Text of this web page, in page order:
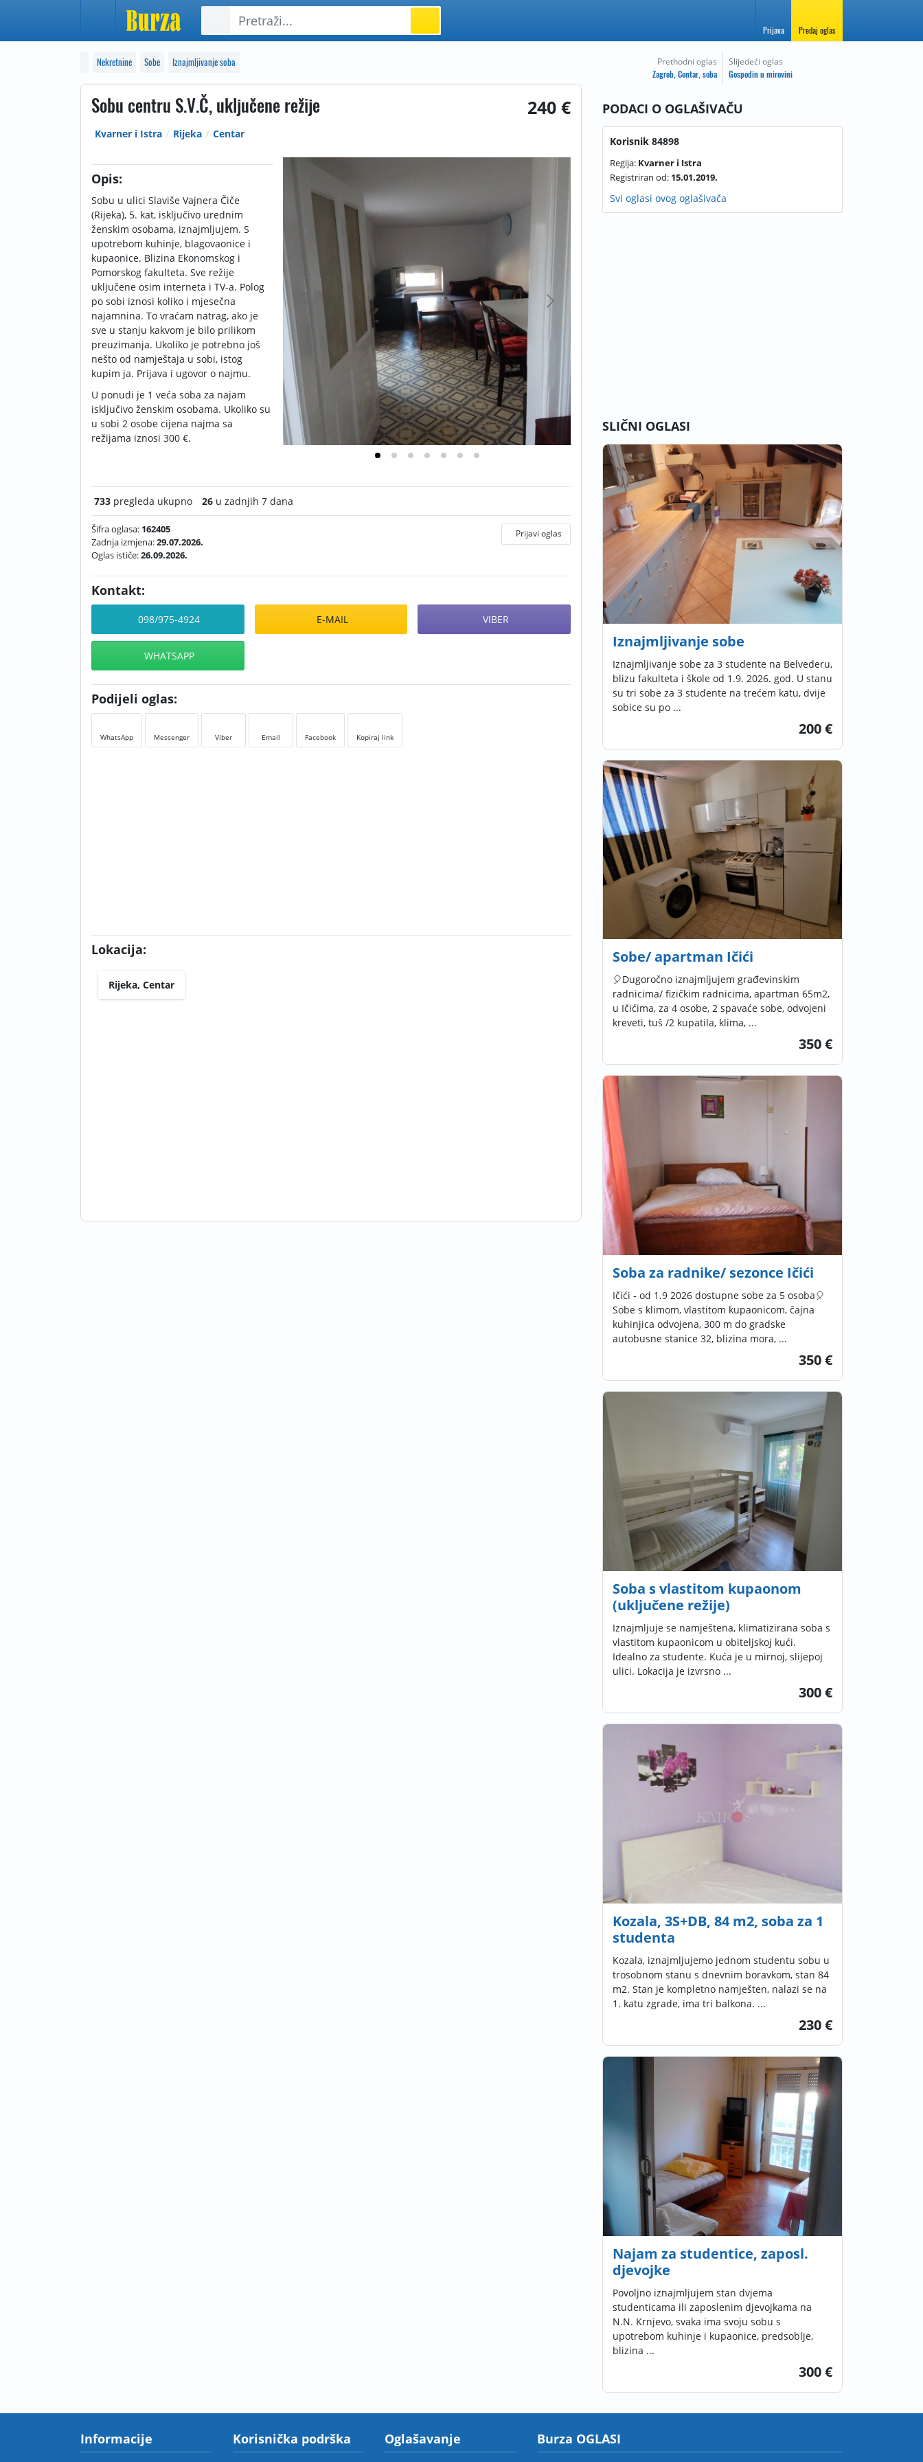
Prijava Predaj oglas
Nekretnine Sobe Iznajmljivanje soba
Sobu centru S.V.Č, uključene režije 240 €
Kvarner i Istra Rijeka Centar
Opis:
Sobu u ulici Slaviše Vajnera Čiče
(Rijeka), 5. kat, isključivo urednim
ženskim osobama, iznajmljujem. S
upotrebom kuhinje, blagovaonice i
kupaonice. Blizina Ekonomskog i
Pomorskog fakulteta. Sve režije
uključene osim interneta i TV-a. Polog
po sobi iznosi koliko i mjesečna
najamnina. To vraćam natrag, ako je
sve u stanju kakvom je bilo prilikom
preuzimanja. Ukoliko je potrebno još
nešto od namještaja u sobi, istog
kupim ja. Prijava i ugovor o najmu.
U ponudi je 1 veća soba za najam
isključivo ženskim osobama. Ukoliko su
u sobi 2 osobe cijena najma sa
režijama iznosi 300 €.
733 pregleda ukupno 26 u zadnjih 7 dana
Šifra oglasa: 162405
Zadnja izmjena:29.07.2026.
Oglas ističe:26.09.2026.
Prijavi oglas
Kontakt:
098/975-4924 E-MAIL VIBER
WHATSAPP
Podijeli oglas:
WhatsApp Messenger Viber Email Facebook Kopiraj link
Lokacija:
Rijeka, Centar
Prethodni oglas
Zagreb, Centar, soba
Slijedeći oglas
Gospodin u mirovini
PODACI O OGLAŠIVAČU
Korisnik 84898
Regija: Kvarner i Istra
Registriran od: 15.01.2019.
Svi oglasi ovog oglašivača
SLIČNI OGLASI
Iznajmljivanje sobe
Iznajmljivanje sobe za 3 studente na Belvederu,
blizu fakulteta i škole od 1.9. 2026. god. U stanu
su tri sobe za 3 studente na trećem katu, dvije
sobice su po ...
200 €
Sobe/ apartman Ičići
🎈Dugoročno iznajmljujem građevinskim
radnicima/ fizičkim radnicima, apartman 65m2,
u Ičićima, za 4 osobe, 2 spavaće sobe, odvojeni
kreveti, tuš /2 kupatila, klima, ...
350 €
Soba za radnike/ sezonce Ičići
Ičići - od 1.9 2026 dostupne sobe za 5 osoba🎈
Sobe s klimom, vlastitom kupaonicom, čajna
kuhinjica odvojena, 300 m do gradske
autobusne stanice 32, blizina mora, ...
350 €
Soba s vlastitom kupaonom
(uključene režije)
Iznajmljuje se namještena, klimatizirana soba s
vlastitom kupaonicom u obiteljskoj kući.
Idealno za studente. Kuća je u mirnoj, slijepoj
ulici. Lokacija je izvrsno ...
300 €
Kozala, 3S+DB, 84 m2, soba za 1
studenta
Kozala, iznajmljujemo jednom studentu sobu u
trosobnom stanu s dnevnim boravkom, stan 84
m2. Stan je kompletno namješten, nalazi se na
1. katu zgrade, ima tri balkona. ...
230 €
Najam za studentice, zaposl.
djevojke
Povoljno iznajmljujem stan dvjema
studenticama ili zaposlenim djevojkama na
N.N. Krnjevo, svaka ima svoju sobu s
upotrebom kuhinje i kupaonice, predsoblje,
blizina ...
300 €
Informacije Korisnička podrška Oglašavanje Burza OGLASI